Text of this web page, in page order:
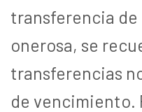
transferencia
onerosa, se
transferencias
de vencimiento.